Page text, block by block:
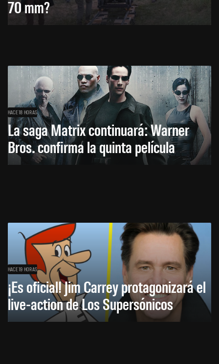
70 mm?
HACE 18 HORAS
La saga Matrix continuará: Warner
Bros. confirma la quinta película
HACE 19 HORAS
¡Es oficial! Jim Carrey protagonizará el
live-action de Los Supersónicos